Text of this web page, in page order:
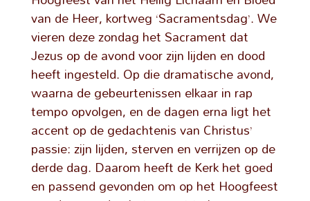
van de Heer, kortweg ‘Sacramentsdag’. We
vieren deze zondag het Sacrament dat
Jezus op de avond voor zijn lijden en dood
heeft ingesteld. Op die dramatische avond,
waarna de gebeurtenissen elkaar in rap
tempo opvolgen, en de dagen erna ligt het
accent op de gedachtenis van Christus’
passie: zijn lijden, sterven en verrijzen op de
derde dag. Daarom heeft de Kerk het goed
en passend gevonden om op het Hoogfeest